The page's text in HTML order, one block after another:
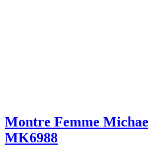
Montre Femme
MK6988